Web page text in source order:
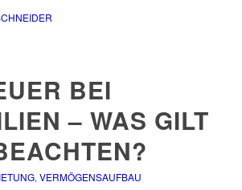
BEI
– WAS GILT
, VERMÖGENSAUFBAU